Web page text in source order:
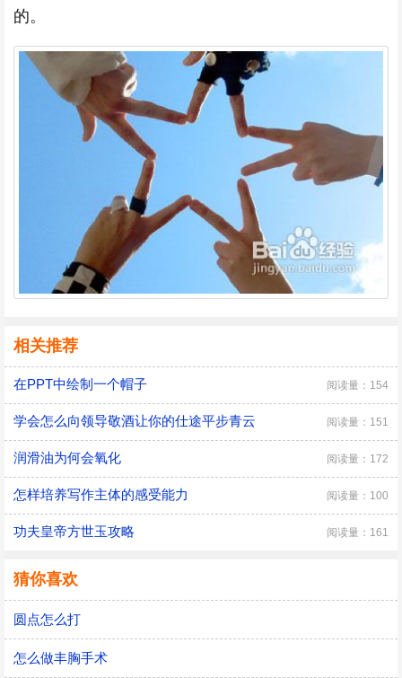
的。
相关推荐
在PPT中绘制一个帽子 阅读量：154
学会怎么向领导敬酒让你的仕途平步青云 阅读量：151
润滑油为何会氧化 阅读量：172
怎样培养写作主体的感受能力 阅读量：100
功夫皇帝方世玉攻略 阅读量：161
猜你喜欢
圆点怎么打
怎么做丰胸手术